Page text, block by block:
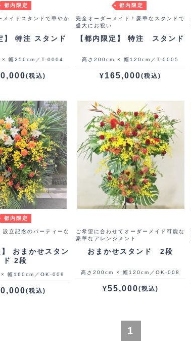
都内限定
メイドスタンドで華やか
】 特注 スタンド
× 幅250cm／T-0004
(税込)
都内限定
完全オーダーメイド！豪華なスタンドで
盛大にお祝い
【都内限定】 特注 スタンド
高さ200cm × 幅120cm／T-0005
¥165,000(税込)
都内限定
設立記念のパーティーな
】 おまかせスタン
ド 2段
幅160cm／OK-009
(税込)
ご希望に合わせてオーダーメイド可能な
豪華なアレンジメント
おまかせスタンド 2段
高さ200cm × 幅120cm／OK-008
¥55,000(税込)
1